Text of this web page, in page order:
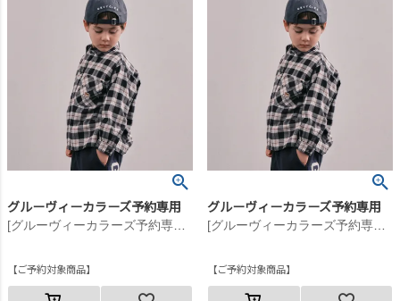
グルーヴィーカラーズ予約専用
[グルーヴィーカラーズ予約専用] ソフトキモウチェック buddy シャツ【9月入荷予定】 2BK黒
ご予約対象商品
グルーヴィーカラーズ予約専用
[グルーヴィーカラーズ予約専用] ソフトキモウチェック buddy シャツ【9月入荷予定】 2BK黒
ご予約対象商品